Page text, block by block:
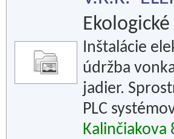
Inštalácie
údržba
jadier.
PLC
Kalinčiakova